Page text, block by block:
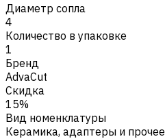
Диаметр сопла
4
Количество в упаковке
1
Бренд
AdvaCut
Скидка
15%
Вид номенклатуры
Керамика, адаптеры и прочее